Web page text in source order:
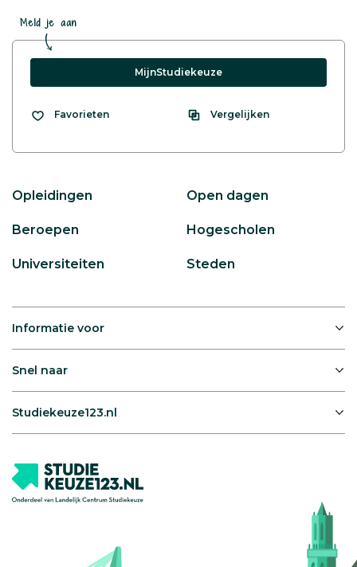
Meld je aan
MijnStudiekeuze
Favorieten Vergelijken
Opleidingen Open dagen
Beroepen Hogescholen
Universiteiten Steden
Informatie voor
Snel naar
Studiekeuze123.nl